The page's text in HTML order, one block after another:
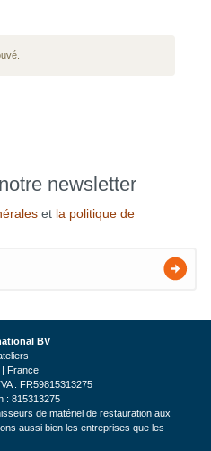
newsletter
et la politique de
BV
| France
: FR59815313275
: 815313275
de matériel de restauration aux
aussi bien les entreprises que les